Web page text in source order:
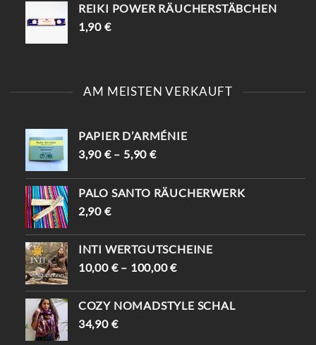
REIKI POWER RÄUCHERSTÄBCHEN
1,90 €
AM MEISTEN VERKAUFT
PAPIER D’ARMÉNIE
3,90 €– 5,90€
PALO SANTO RÄUCHERWERK
2,90 €
INTI WERTGUTSCHEINE
10,00 €– 100,00€
COZY NOMADSTYLE SCHAL
34,90 €